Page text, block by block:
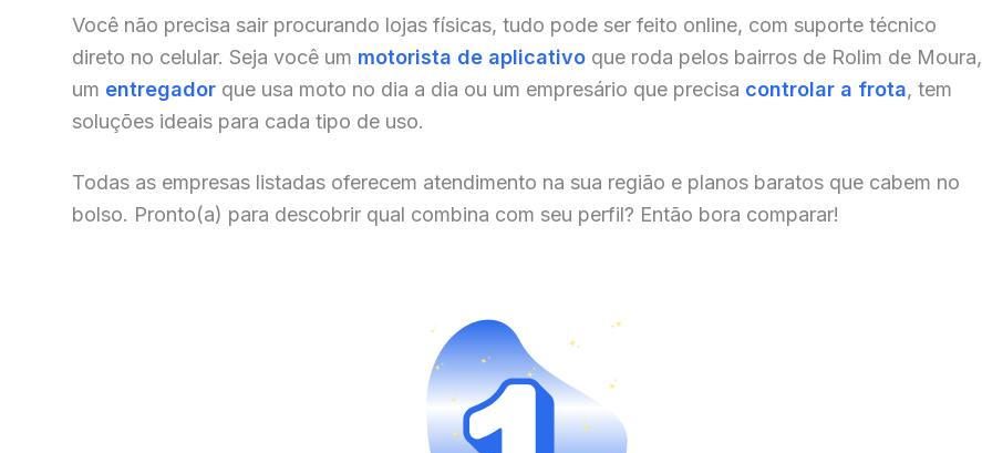
Você não precisa sair procurando lojas físicas, tudo pode ser feito online, com suporte técnico
direto no celular. Seja você um motorista de aplicativo que roda pelos bairros de Rolim de Moura,
um entregador que usa moto no dia a dia ou um empresário que precisa controlar a frota, tem
soluções ideais para cada tipo de uso.
Todas as empresas listadas oferecem atendimento na sua região e planos baratos que cabem no
bolso. Pronto(a) para descobrir qual combina com seu perfil? Então bora comparar!